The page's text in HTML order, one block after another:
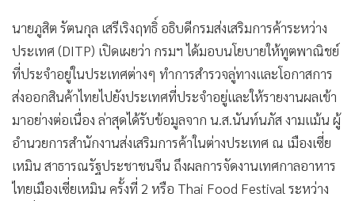
• กองทุนรวม
• Celeb Online
Factcheck
ญี่ปุ่น
•
• Gotomanager
นายภูสิต รัตนกุล เสรีเริงฤทธิ์ อธิบดีกรมส่งเสริมการค้าระหว่าง
ประเทศ (DITP) เปิดเผยว่า กรมฯ ได้มอบนโยบายให้ทูตพาณิชย์
ที่ประจำอยู่ในประเทศต่างๆ ทำการสำรวจลู่ทางและโอกาสการ
ส่งออกสินค้าไทยไปยังประเทศที่ประจำอยู่และให้รายงานผลเข้า
มาอย่างต่อเนื่อง ล่าสุดได้รับข้อมูลจาก น.ส.นันท์นภัส งามแม้น ผู้
อำนวยการสำนักงานส่งเสริมการค้าในต่างประเทศ ณ เมืองเซี่ย
เหมิน สาธารณรัฐประชาชนจีน ถึงผลการจัดงานเทศกาลอาหาร
ไทยเมืองเซี่ยเหมิน ครั้งที่ 2 หรือ Thai Food Festival ระหว่าง